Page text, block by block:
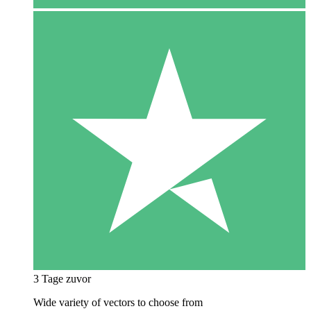
3 Tage zuvor
Wide variety of vectors to choose from